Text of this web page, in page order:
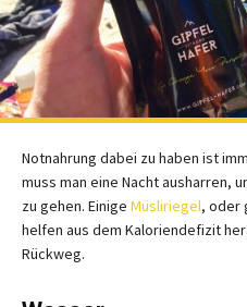
Notnahrung dabei zu haben ist
muss man eine Nacht ausharren,
zu gehen. Einige Müsliriegel, oder
helfen aus dem Kaloriendefizit
Rückweg.